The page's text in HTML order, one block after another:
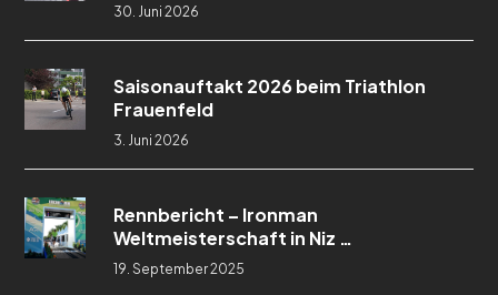
30. Juni 2026
Saisonauftakt 2026 beim Triathlon
Frauenfeld
3. Juni 2026
Rennbericht – Ironman
Weltmeisterschaft in Niz …
19. September 2025